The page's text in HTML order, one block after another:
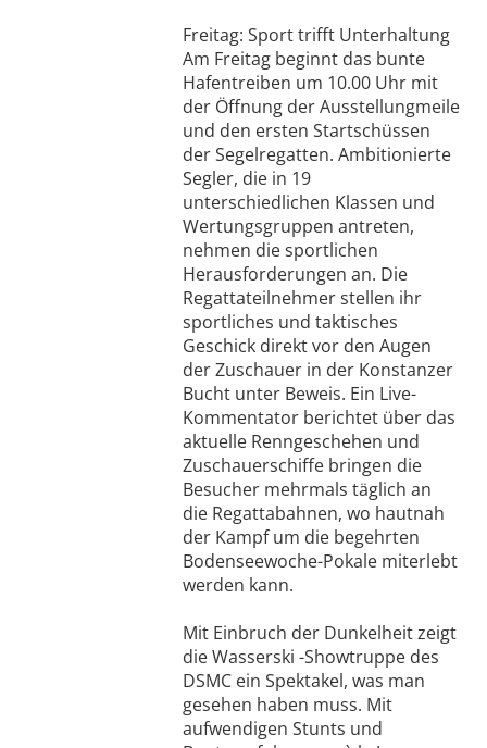
Freitag: Sport trifft Unterhaltung
Am Freitag beginnt das bunte
Hafentreiben um 10.00 Uhr mit
der Öffnung der Ausstellungmeile
und den ersten Startschüssen
der Segelregatten. Ambitionierte
Segler, die in 19
unterschiedlichen Klassen und
Wertungsgruppen antreten,
nehmen die sportlichen
Herausforderungen an. Die
Regattateilnehmer stellen ihr
sportliches und taktisches
Geschick direkt vor den Augen
der Zuschauer in der Konstanzer
Bucht unter Beweis. Ein Live-
Kommentator berichtet über das
aktuelle Renngeschehen und
Zuschauerschiffe bringen die
Besucher mehrmals täglich an
die Regattabahnen, wo hautnah
der Kampf um die begehrten
Bodenseewoche-Pokale miterlebt
werden kann.
Mit Einbruch der Dunkelheit zeigt
die Wasserski -Showtruppe des
DSMC ein Spektakel, was man
gesehen haben muss. Mit
aufwendigen Stunts und